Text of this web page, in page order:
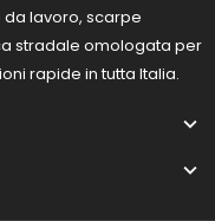
lavoro, scarpe
stradale omologata per
rapide in tutta Italia.